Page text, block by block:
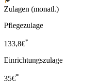
Zulagen (monatl.)
Pflegezulage
133,8€*
Einrichtungszulage
35€*